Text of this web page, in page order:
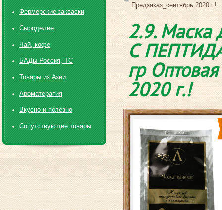
Предзаказ_сентябрь 2020 г.!
2.9.
С
гр
2020 г.!
Фермерские закваски
Сыроделие
Чай, кофе
БАДы Россия, ТС
Товары из Азии
Ароматерапия
Вкусно и полезно
Сопутствующие товары